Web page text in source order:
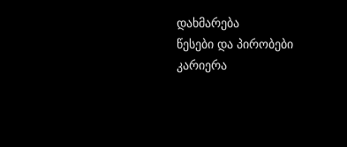
დახმარება
წესები და პირობები
კარიერა